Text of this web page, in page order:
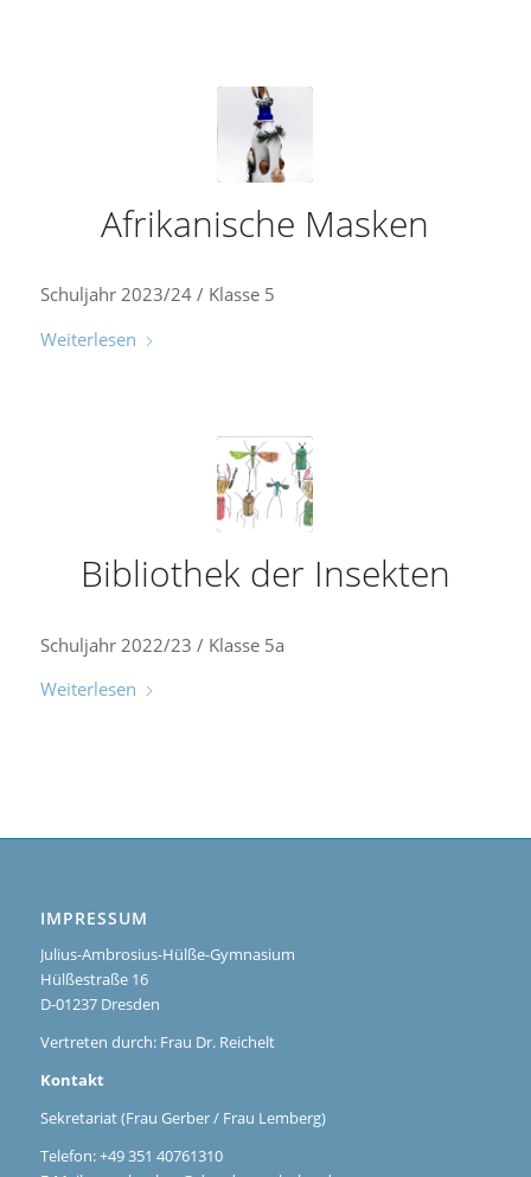
Afrikanische Masken
Schuljahr 2023/24 / Klasse 5
Weiterlesen
Bibliothek der Insekten
Schuljahr 2022/23 / Klasse 5a
Weiterlesen
IMPRESSUM
Julius-Ambrosius-Hülße-Gymnasium
Hülßestraße 16
D-01237 Dresden
Vertreten durch: Frau Dr. Reichelt
Kontakt
Sekretariat (Frau Gerber / Frau Lemberg)
Telefon: +49 351 40761310